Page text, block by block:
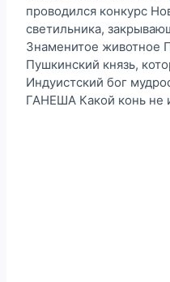
проводился конкурс
светильника,
Знаменитое
Пушкинский князь,
Индуистский бог
ГАНЕША Какой конь не